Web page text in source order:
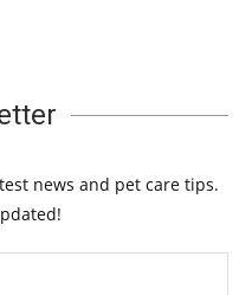
news and pet care tips.